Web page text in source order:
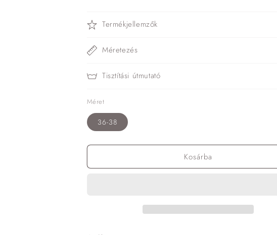
Termékjellemzők
Méretezés
Tisztítási útmutató
Méret
36-38
Kosárba